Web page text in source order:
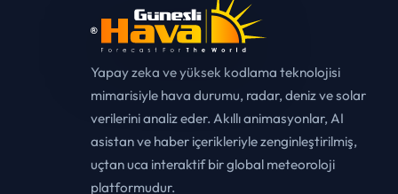
Yapay zeka ve yüksek kodlama teknolojisi
mimarisiyle hava durumu, radar, deniz ve solar
verilerini analiz eder. Akıllı animasyonlar, AI
asistan ve haber içerikleriyle zenginleştirilmiş,
uçtan uca interaktif bir global meteoroloji
platformudur.